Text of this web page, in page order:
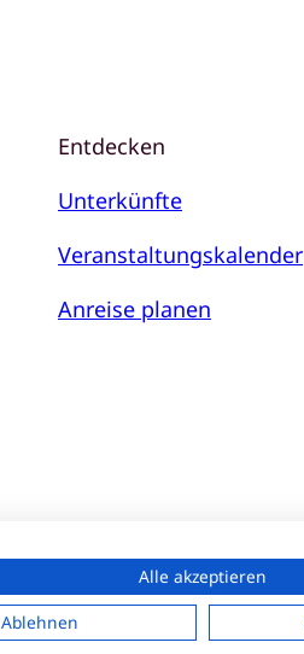
Entdecken
Unterkünfte
Veranstaltungskalender
Anreise planen
zur Barrierefreiheit
Alle akzeptieren
Ablehnen